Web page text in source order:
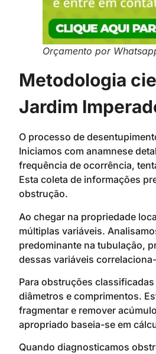
Orçamento por
Metodologia
Jardim
O processo de
Iniciamos com anamnese
frequência de ocorrência,
Esta coleta de informações
obstrução.
Ao chegar na propriedade
múltiplas variáveis.
predominante na tubulação,
dessas variáveis
Para obstruções
diâmetros e comprimentos.
fragmentar e remover
apropriado baseia-se em
Quando diagnosticamos